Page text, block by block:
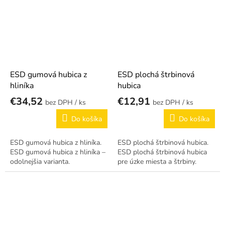
ESD gumová hubica z
hliníka
€34,52
/ ks
Do košíka
ESD gumová hubica z hliníka.
ESD gumová hubica z hliníka –
odolnejšia varianta.
ESD plochá štrbinová
hubica
€12,91
/ ks
Do košíka
ESD plochá štrbinová hubica.
ESD plochá štrbinová hubica
pre úzke miesta a štrbiny.